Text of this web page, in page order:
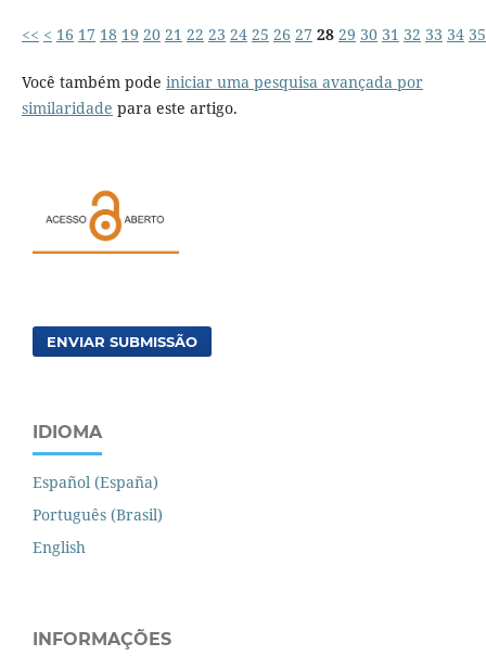
<< < 16 17 18 19 20 21 22 23 24 25 26 27 28 29 30 31 32 33 34 35
Você também pode iniciar uma pesquisa avançada por
similaridade para este artigo.
ENVIAR SUBMISSÃO
IDIOMA
Español (España)
Português (Brasil)
English
INFORMAÇÕES